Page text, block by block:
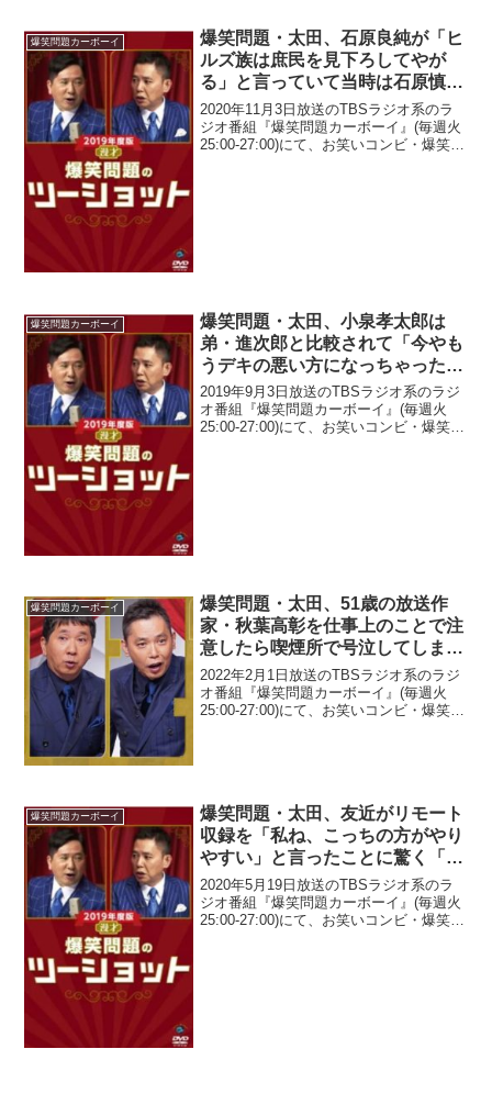
爆笑問題カーボーイ
爆笑問題・太田、石原良純が「ヒ
ルズ族は庶民を見下ろしてやが
る」と言っていて当時は石原慎太
郎が都知事だったため「それ親父
に言えよ」とツッコんだと明かす
2020年11月3日放送のTBSラジオ系のラ
ジオ番組『爆笑問題カーボーイ』(毎週火
25:00-27:00)にて、お笑いコンビ・爆笑問
爆笑問題カーボーイ
爆笑問題・太田、小泉孝太郎は
弟・進次郎と比較されて「今やも
うデキの悪い方になっちゃった」
と発言
2019年9月3日放送のTBSラジオ系のラジ
オ番組『爆笑問題カーボーイ』(毎週火
25:00-27:00)にて、お笑いコンビ・爆笑問
爆笑問題カーボーイ
爆笑問題・太田、51歳の放送作
家・秋葉高彰を仕事上のことで注
意したら喫煙所で号泣してしまっ
てドン引き「俺だってね、もう51
ですよ…」
2022年2月1日放送のTBSラジオ系のラジ
オ番組『爆笑問題カーボーイ』(毎週火
25:00-27:00)にて、お笑いコンビ・爆笑問
爆笑問題カーボーイ
爆笑問題・太田、友近がリモート
収録を「私ね、こっちの方がやり
やすい」と言ったことに驚く「友
近のはさ、もう完成された一人の
芸だから」
2020年5月19日放送のTBSラジオ系のラ
ジオ番組『爆笑問題カーボーイ』(毎週火
25:00-27:00)にて、お笑いコンビ・爆笑問